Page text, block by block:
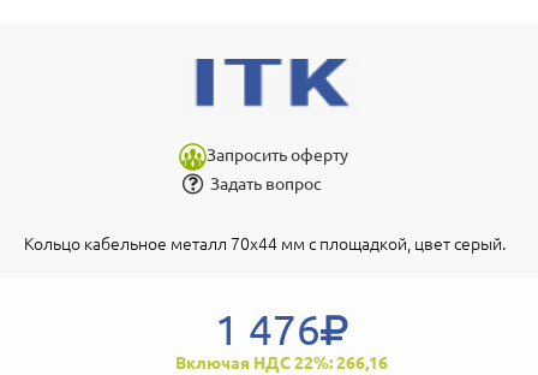
Запросить оферту
Задать вопрос
Кольцо кабельное металл 70x44 мм с площадкой, цвет серый.
1 476
Включая НДС 22%: 266,16